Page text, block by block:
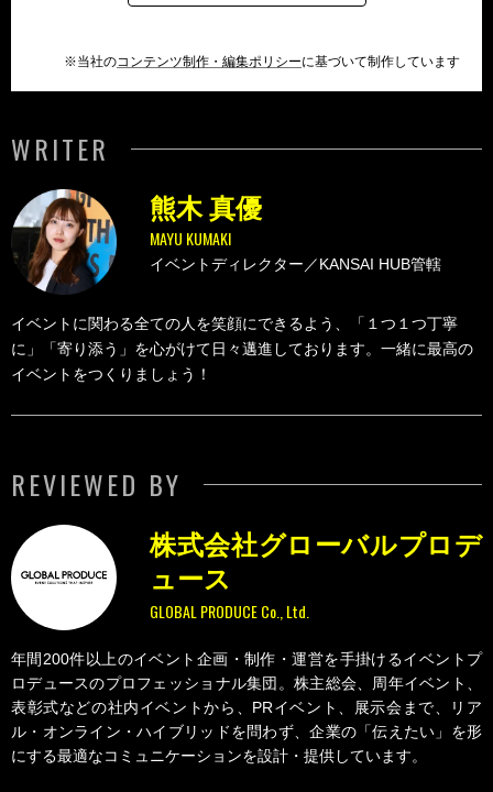
※当社のコンテンツ制作・編集ポリシーに基づいて制作しています
WRITER
MAYU KUMAKI
熊木 真優
イベントディレクター／KANSAI HUB管轄
イベントに関わる全ての人を笑顔にできるよう、「１つ１つ丁寧
に」「寄り添う」を心がけて日々邁進しております。一緒に最高の
イベントをつくりましょう！
REVIEWED BY
GLOBAL PRODUCE Co., Ltd.
株式会社グローバルプロデ
ュース
年間200件以上のイベント企画・制作・運営を手掛けるイベントプ
ロデュースのプロフェッショナル集団。株主総会、周年イベント、
表彰式などの社内イベントから、PRイベント、展示会まで、リア
ル・オンライン・ハイブリッドを問わず、企業の「伝えたい」を形
にする最適なコミュニケーションを設計・提供しています。